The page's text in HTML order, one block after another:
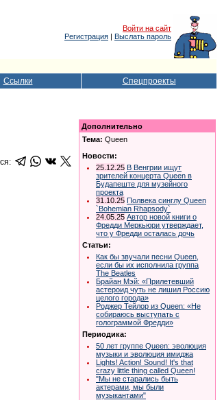
Войти на сайт
Регистрация | Выслать пароль
Ссылки Спецпроекты
Дополнительно
Тема: Queen
Новости:
25.12.25 В Венгрии ищут
зрителей концерта Queen в
Будапеште для музейного
проекта
31.10.25 Полвека синглу Queen
`Bohemian Rhapsody`
24.05.25 Автор новой книги о
Фредди Меркьюри утверждает,
что у Фредди осталась дочь
Статьи:
Как бы звучали песни Queen,
если бы их исполнила группа
The Beatles
Брайан Мэй: «Прилетевший
астероид чуть не лишил Россию
целого города»
Роджер Тейлор из Queen: «Не
собираюсь выступать с
голограммой Фредди»
Периодика:
50 лет группе Queen: эволюция
музыки и эволюция имиджа
Lights! Action! Sound! It's that
crazy little thing called Queen!
"Мы не старались быть
актерами, мы были
музыкантами"